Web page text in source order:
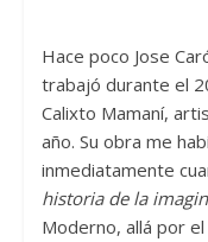
Hace poco Jose
trabajó durante el
Calixto Mamaní,
año. Su obra me
inmediatamente
historia de la
Moderno, allá por